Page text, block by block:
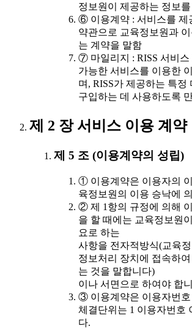
정보원이 제공하는 정보
⑥ 이용계약 : 서비스를 제
약관으로 교육정보원과
는 계약을 말함
⑦ 마일리지 : RISS 서비스
가능한 서비스를 이용한
며, RISS가 제공하는 특정
구입하는 데 사용하도록
제 2 장 서비스 이용 계약
제 5 조 (이용계약의 성립)
① 이용계약은 이용자의
육정보원의 이용 승낙에
② 제 1항의 규정에 의해
을 할 때에는 교육정보원
요로 하는
사항을 전자적방식(교육
정보처리 장치에 접속하
는 것을 말합니다)
이나 서면으로 하여야 합
③ 이용계약은 이용자번호
체결단위는 1 이용자번호
다.